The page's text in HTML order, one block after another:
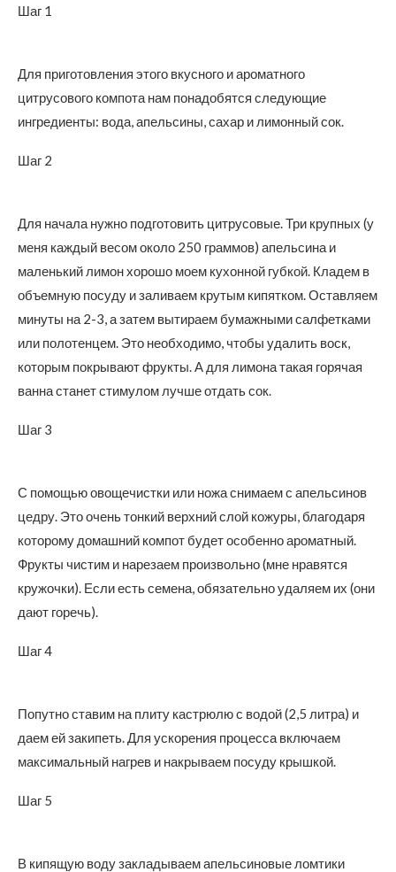
Шаг 1
Для приготовления этого вкусного и ароматного
цитрусового компота нам понадобятся следующие
ингредиенты: вода, апельсины, сахар и лимонный сок.
Шаг 2
Для начала нужно подготовить цитрусовые. Три крупных (у
меня каждый весом около 250 граммов) апельсина и
маленький лимон хорошо моем кухонной губкой. Кладем в
объемную посуду и заливаем крутым кипятком. Оставляем
минуты на 2-3, а затем вытираем бумажными салфетками
или полотенцем. Это необходимо, чтобы удалить воск,
которым покрывают фрукты. А для лимона такая горячая
ванна станет стимулом лучше отдать сок.
Шаг 3
С помощью овощечистки или ножа снимаем с апельсинов
цедру. Это очень тонкий верхний слой кожуры, благодаря
которому домашний компот будет особенно ароматный.
Фрукты чистим и нарезаем произвольно (мне нравятся
кружочки). Если есть семена, обязательно удаляем их (они
дают горечь).
Шаг 4
Попутно ставим на плиту кастрюлю с водой (2,5 литра) и
даем ей закипеть. Для ускорения процесса включаем
максимальный нагрев и накрываем посуду крышкой.
Шаг 5
В кипящую воду закладываем апельсиновые ломтики